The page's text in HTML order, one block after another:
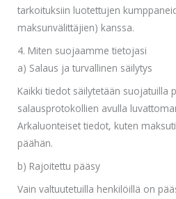
tarkoituksiin luotettujen
maksunvälittäjien) kanssa.
4. Miten suojaamme tietojasi
a) Salaus ja turvallinen säilytys
Kaikki tiedot säilytetään suojatuilla
salausprotokollien avulla
Arkaluonteiset tiedot, kuten
päähän.
b) Rajoitettu pääsy
Vain valtuutetuilla henkilöillä on